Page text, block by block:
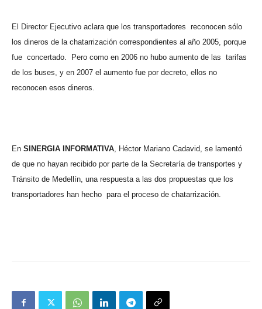
El Director Ejecutivo aclara que los transportadores reconocen sólo
los dineros de la chatarrización correspondientes al año 2005, porque
fue concertado. Pero como en 2006 no hubo aumento de las tarifas
de los buses, y en 2007 el aumento fue por decreto, ellos no
reconocen esos dineros.
En SINERGIA INFORMATIVA, Héctor Mariano Cadavid, se lamentó
de que no hayan recibido por parte de la Secretaría de transportes y
Tránsito de Medellín, una respuesta a las dos propuestas que los
transportadores han hecho para el proceso de chatarrización.